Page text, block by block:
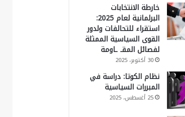
خارطة الانتخابات
البرلمانية لعام 2025:
استقراء للتحالفات ولدور
القوى السياسية الممثلة
لفصائل المقـ ـاومة
30 أكتوبر، 2025
نظام الكوتا: دراسة في
المبررات السياسية
25 أغسطس، 2025